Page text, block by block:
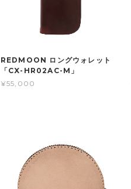
REDMOON ロングウォレット
「CX-HR02AC-M」
¥55,000